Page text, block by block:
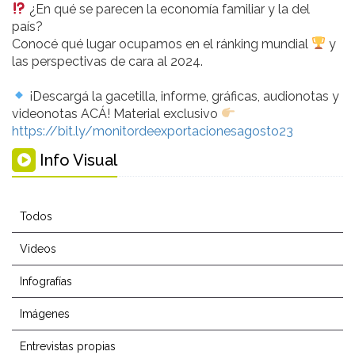
¿En qué se parecen la economía familiar y la del
país?
Conocé qué lugar ocupamos en el ránking mundial
y
las perspectivas de cara al 2024.
¡Descargá la gacetilla, informe, gráficas, audionotas y
videonotas ACÁ! Material exclusivo
https://bit.ly/monitordeexportacionesagosto23
Info Visual
Todos
Videos
Infografías
Imágenes
Entrevistas propias